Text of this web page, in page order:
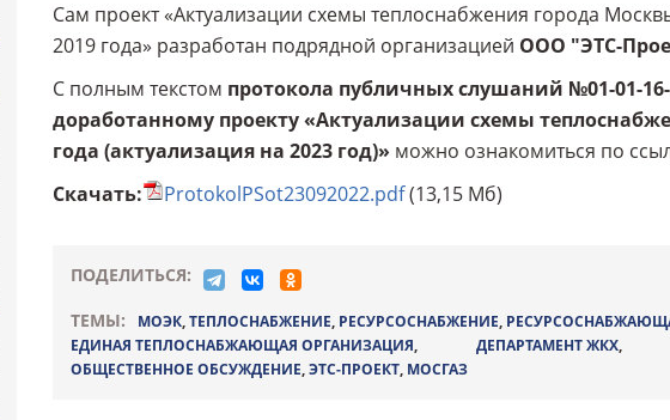
Сам проект «Актуализации схемы теплоснабжения города
2019 года» разработан подрядной организацией ООО "ЭТС-
С полным текстом протокола публичных слушаний №01-01-16-
доработанному проекту «Актуализации схемы
года (актуализация на 2023 год)» можно ознакомиться по
Скачать:
ProtokolPSot23092022.pdf(13,15 Мб)
ПОДЕЛИТЬСЯ:
ТЕМЫ:
МОЭК,ТЕПЛОСНАБЖЕНИЕ, РЕСУРСОСНАБЖЕНИЕ,
ЕДИНАЯ ТЕПЛОСНАБЖАЮЩАЯ ОРГАНИЗАЦИЯ, ДЕПАРТАМЕНТ ЖКХ,
ОБЩЕСТВЕННОЕ ОБСУЖДЕНИЕ,ЭТС-ПРОЕКТ, МОСГАЗ